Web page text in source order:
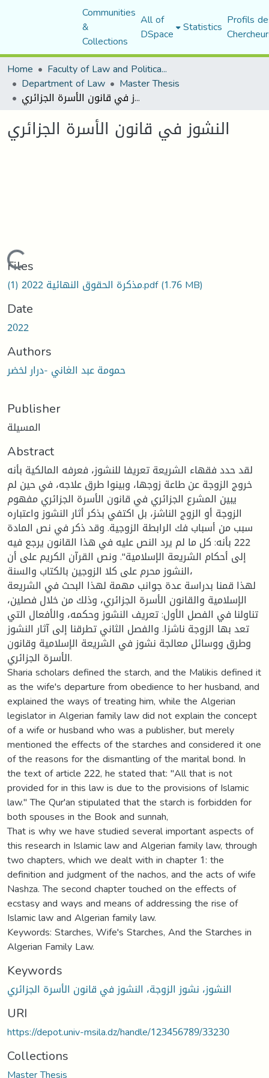
Communities
&
Collections
All of
DSpace Statistics Profils
Home
Faculty of Law and Political Science
Department of Law Master Thesis
النشوز في قانون الأسرة الجزائري
النشوز في قانون الأسرة الجزائري
Loading...
Files
مذكرة الحقوق النهائية 2022 (1).pdf(1.76 MB)
Date
2022
Authors
حمومة عبد الغاني -درار لخضر
Publisher
المسيلة
Abstract
لقد حدد فقهاء الشريعة تعريفا للنشوز، فعرفه المالكية بأنه
خروج الزوجة عن طاعة زوجها، وبينوا طرق علاجه، في حين لم
يبين المشرع الجزائري في قانون الأسرة الجزائري مفهوم
الزوجة أو الزوج الناشز، بل اكتفي بذكر أثار النشوز واعتباره
سبب من أسباب فك الرابطة الزوجية. وقد ذكر في نص المادة
222 بأنه: كل ما لم يرد النص عليه في هذا القانون يرجع فيه
إلى أحكام الشريعة الإسلامية". ونص القرآن الكريم على أن
النشوز محرم على كلا الزوجين بالكتاب والسنة،
لهذا قمنا بدراسة عدة جوانب مهمة لهذا البحث في الشريعة
الإسلامية والقانون الأسرة الجزائري، وذلك من خلال فصلين،
تناولنا في الفصل الأول: تعريف النشوز وحكمه، والأفعال التي
تعد بها الزوجة ناشزا. والفصل الثاني تطرقنا إلى آثار النشوز
وطرق ووسائل معالجة نشوز في الشريعة الإسلامية وقانون
الأسرة الجزائري.
Sharia scholars defined the starch, and the Malikis defined it
as the wife's departure from obedience to her husband, and
explained the ways of treating him, while the Algerian
legislator in Algerian family law did not explain the concept
of a wife or husband who was a publisher, but merely
mentioned the effects of the starches and considered it one
of the reasons for the dismantling of the marital bond. In
the text of article 222, he stated that: "All that is not
provided for in this law is due to the provisions of Islamic
law." The Qur'an stipulated that the starch is forbidden for
both spouses in the Book and sunnah,
That is why we have studied several important aspects of
this research in Islamic law and Algerian family law, through
two chapters, which we dealt with in chapter 1: the
definition and judgment of the nachos, and the acts of wife
Nashza. The second chapter touched on the effects of
ecstasy and ways and means of addressing the rise of
Islamic law and Algerian family law.
Keywords: Starches, Wife's Starches, And the Starches in
Algerian Family Law.
Keywords
النشوز، نشوز الزوجة، النشوز في قانون الأسرة الجزائري
URI
https://depot.univ-msila.dz/handle/123456789/33230
Collections